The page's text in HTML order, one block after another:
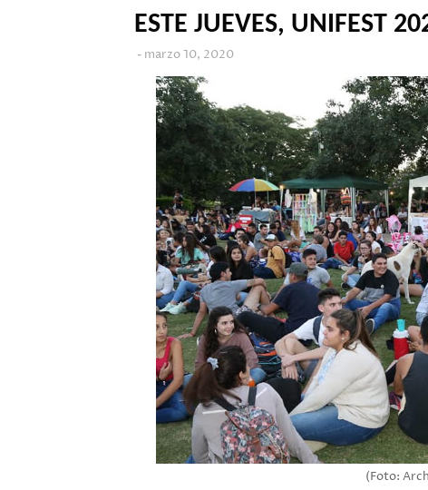
ESTE JUEVES, UNIFEST
marzo 10, 2020
(Foto: